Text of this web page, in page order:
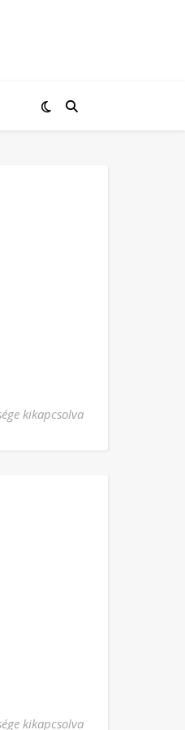
kikapcsolva
kikapcsolva